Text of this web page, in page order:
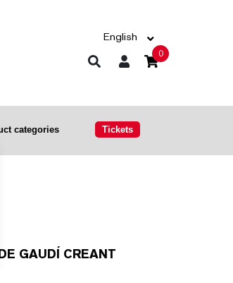
English
0
categories Tickets
GAUDÍ CREANT